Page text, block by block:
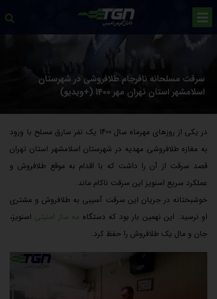
سرقت مسلحانه نافرجام طلافروشی در شهرستان
اسلامشهر استان تهران مهر 1400 (+ویدیو)
در یکی از روزهای مهرماه سال 1400 یک نفر سارق مسلح با ورود
به مغازه طلافروشی مهدیه در شهرستان اسلامشهر استان تهران
قصد سرقت از آن را داشت که با اقدام به موقع طلافروش و
عملکرد سریع اسنویز این سرقت ناکام ماند.
خوشبختانه در جریان این سرقت آسیبی به طلافروش و مشتری
او نرسید. این نهمین بار بود که دستگاه مه ساز امنیتی اسنویز،
جان و مال یک طلافروش را حفظ کرد.